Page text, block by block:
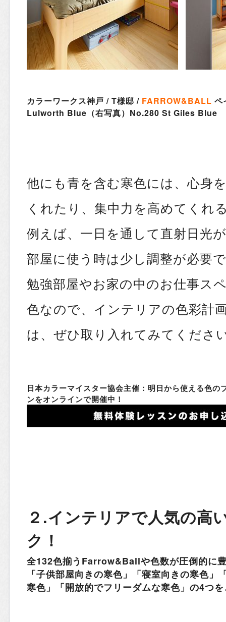
カラーワークス神戸 / T様邸 / FARROW&BALL ペ
Lulworth Blue（右写真）No.280 St Giles Blue
他にも青を含む寒色には、心身
くれたり、集中力を高めてくれ
例えば、一日を通して直射日光
部屋に使う時は少し調整が必要
勉強部屋やお家の中のお仕事ス
色なので、インテリアの色彩計
は、ぜひ取り入れてみてくださ
日本カラーマイスター協会主催：明日から使える色の
ンをオンラインで開催中！
２.インテリアで人気の高
ク！
全132色揃うFarrow&Ballや色数が圧倒的に
「子供部屋向きの寒色」「寝室向きの寒色」
寒色」「開放的でフリーダムな寒色」の4つ